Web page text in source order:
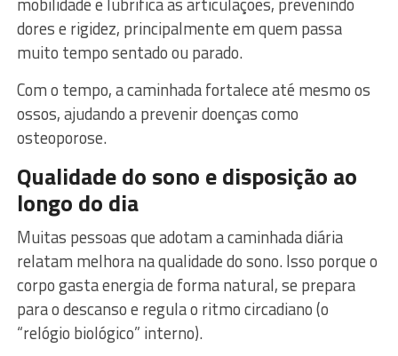
dores e rigidez, principalmente em quem passa
muito tempo sentado ou parado.
Com o tempo, a caminhada fortalece até mesmo os
ossos, ajudando a prevenir doenças como
osteoporose.
Qualidade do sono e disposição ao
longo do dia
Muitas pessoas que adotam a caminhada diária
relatam melhora na qualidade do sono. Isso porque o
corpo gasta energia de forma natural, se prepara
para o descanso e regula o ritmo circadiano (o
“relógio biológico” interno).